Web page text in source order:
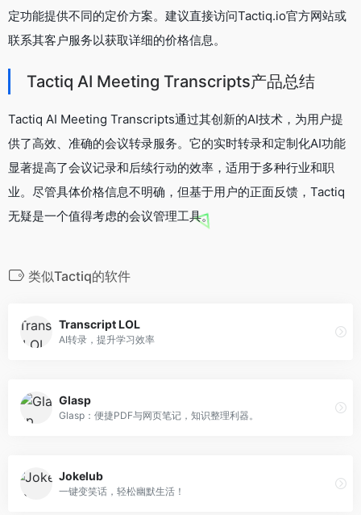
定功能提供不同的定价方案。建议直接访问Tactiq.io官方网站或
联系其客户服务以获取详细的价格信息。
Tactiq AI Meeting Transcripts产品总结
Tactiq AI Meeting Transcripts通过其创新的AI技术，为用户提
供了高效、准确的会议转录服务。它的实时转录和定制化AI功能
显著提高了会议记录和后续行动的效率，适用于多种行业和职
业。尽管具体价格信息不明确，但基于用户的正面反馈，Tactiq
无疑是一个值得考虑的会议管理工具。
类似Tactiq的软件
Transcript LOL
AI转录，提升学习效率
Glasp
Glasp：便捷PDF与网页笔记，知识整理利器。
Jokelub
一键变笑话，轻松幽默生活！